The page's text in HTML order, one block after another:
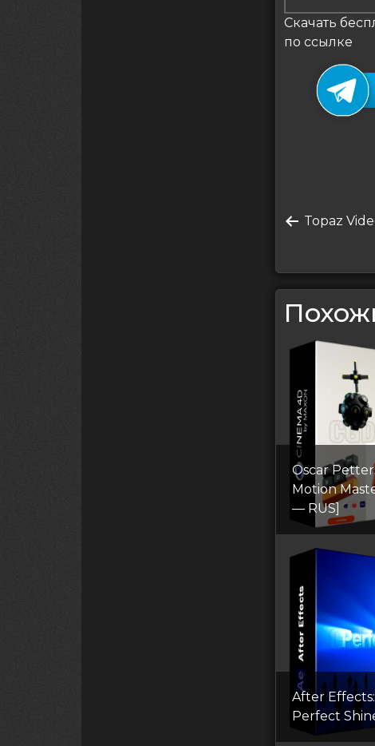
Скачать
по ссылке
поTopaz
Oscar
Motion
— RUS]
After
Perfect